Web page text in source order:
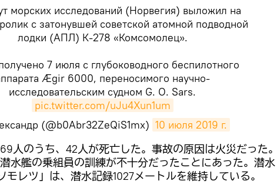
морских исследований (Норвегия) выложил на
с затонувшей советской атомной подводной
лодки (АПЛ) К-278 «Комсомолец».
7 июля с глубоководного беспилотного
Ægir 6000, переносимого научно-
исследовательским судном G. O. Sars.
pic.twitter.com/uJu4Xun1um
(@b0Abr32ZeQiS1mx) 10 июля 2019 г.
人のうち、42人が死亡した。事故の原因は火災だった。
水艦の乗組員の訓練が不十分だったことにあった。潜水
モレツ」は、潜水記録1027メートルを維持している。